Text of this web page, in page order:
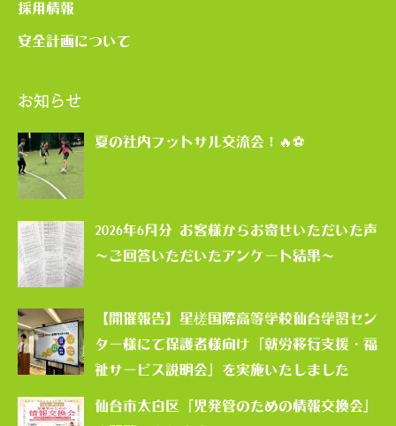
採用情報
安全計画について
お知らせ
夏の社内フットサル交流会！🔥⚽
2026年6月分 お客様からお寄せいただいた声
～ご回答いただいたアンケート結果～
【開催報告】星槎国際高等学校仙台学習セン
ター様にて保護者様向け「就労移行支援・福
祉サービス説明会」を実施いたしました
仙台市太白区「児発管のための情報交換会」